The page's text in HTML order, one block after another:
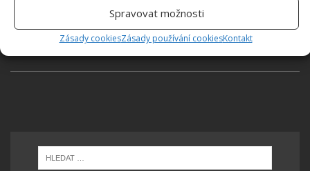
Spravovat možnosti
Zásady cookiesZásady používání cookiesKontakt
velkým kutilem. V podstatě vše, co je